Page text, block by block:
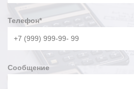
Телефон*
Сообщение